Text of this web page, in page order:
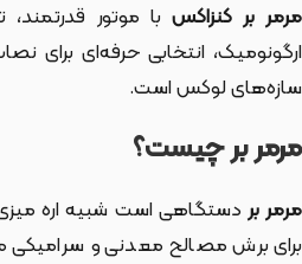
مرمر بر کنزاکس با موتور
ارگونومیک، انتخابی حرفه‌ای برای
سازه‌های لوکس است.
مرمر بر چیست؟
مرمر بر دستگاهی است شبیه اره
برای برش مصالح معدنی و سرامیکی